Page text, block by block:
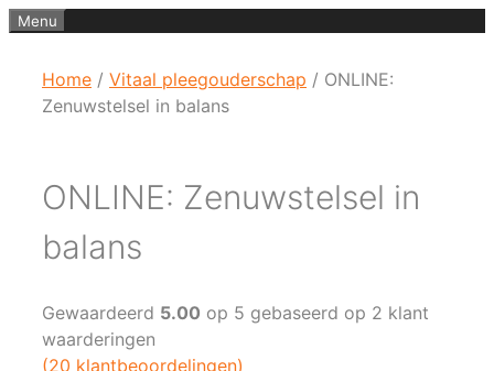
Ga
inhoud
Menu
Home / Vitaal pleegouderschap / ONLINE:
Zenuwstelsel in balans
ONLINE: Zenuwstelsel in
balans
Gewaardeerd 5.00 op 5 gebaseerd op 2 klant
waarderingen
(20 klantbeoordelingen)